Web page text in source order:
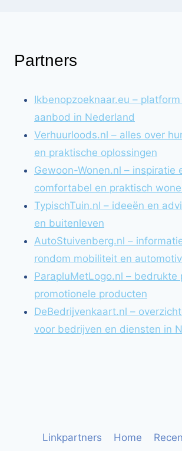
Partners
Ikbenopzoeknaar.eu –
aanbod in Nederland
Verhuurloods.nl – alles over
en praktische oplossingen
Gewoon-Wonen.nl – inspiratie
comfortabel en praktisch
TypischTuin.nl – ideeën en
en buitenleven
AutoStuivenberg.nl –
rondom mobiliteit en
ParapluMetLogo.nl – bedrukte
promotionele producten
DeBedrijvenkaart.nl –
voor bedrijven en diensten in
Linkpartners Home